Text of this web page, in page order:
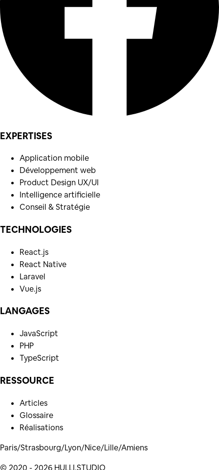
EXPERTISES
Application mobile
Développement web
Product Design UX/UI
Intelligence artificielle
Conseil & Stratégie
TECHNOLOGIES
React.js
React Native
Laravel
Vue.js
LANGAGES
JavaScript
PHP
TypeScript
RESSOURCE
Articles
Glossaire
Réalisations
Paris/Strasbourg/Lyon/Nice/Lille/Amiens
© 2020 - 2026 HULLI.STUDIO